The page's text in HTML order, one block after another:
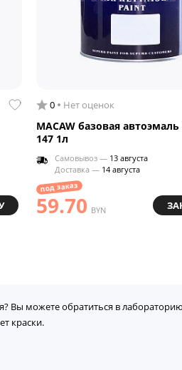
0 Нет оценок
MACAW базовая автоэмаль
147 1л
Самовывоз — 13 августа
Доставка — 14 августа
под заказ
59.70 BYN
Вы можете обратиться в
краски.